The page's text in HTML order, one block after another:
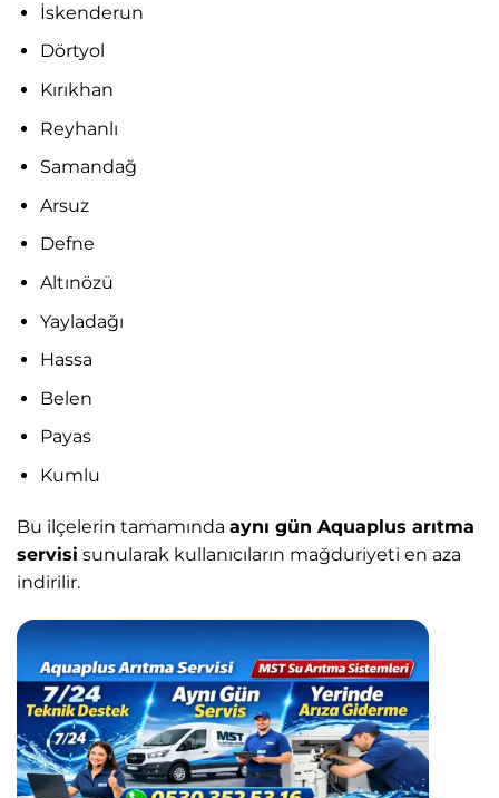
İskenderun
Dörtyol
Kırıkhan
Reyhanlı
Samandağ
Arsuz
Defne
Altınözü
Yayladağı
Hassa
Belen
Payas
Kumlu
Bu ilçelerin tamamında aynı gün Aquaplus arıtma
servisi sunularak kullanıcıların mağduriyeti en aza
indirilir.